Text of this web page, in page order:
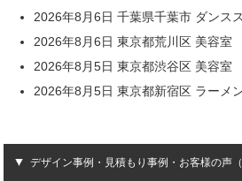
2026年8月6日 千葉県千葉市 ダンス
2026年8月6日 東京都荒川区 美容室
2026年8月5日 東京都渋谷区 美容室
2026年8月5日 東京都新宿区 ラーメ
デザイン事例・見積もり事例・お客様の声